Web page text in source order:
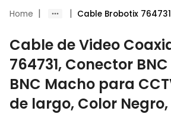
Home | | Cable Brobotix 764731
Cable de Video
764731, Conector
BNC Macho para
de largo, Color Negro,